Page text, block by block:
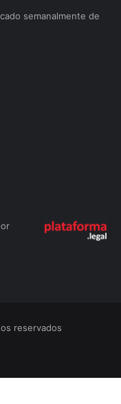
semanalmente de
reservados